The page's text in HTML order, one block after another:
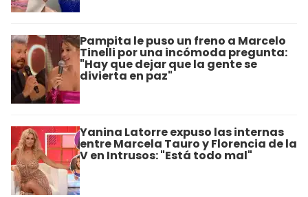
Pampita le puso un freno a Marcelo
Tinelli por una incómoda pregunta:
"Hay que dejar que la gente se
divierta en paz"
Yanina Latorre expuso las internas
entre Marcela Tauro y Florencia de la
V en Intrusos: "Está todo mal"